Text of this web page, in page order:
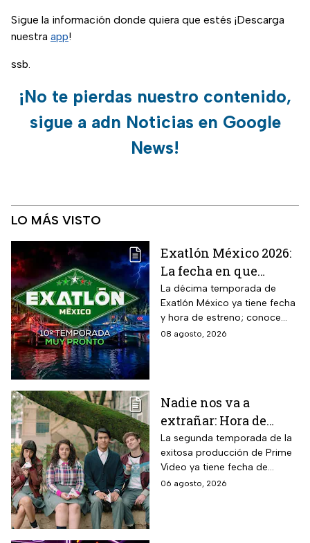
Sigue la información donde quiera que estés ¡Descarga
nuestra app!
ssb.
¡No te pierdas nuestro contenido,
sigue a adn Noticias en Google
News!
LO MÁS VISTO
Exatlón México 2026:
La fecha en que
iniciará la nueva
temporada
La décima temporada de
Exatlón México ya tiene fecha
y hora de estreno; conoce
cuándo comienza, dónde
08 agosto, 2026
Nadie nos va a
extrañar: Hora de
estreno de la
Temporada 2 y reparto
completo
La segunda temporada de la
exitosa producción de Prime
Video ya tiene fecha de
estreno. Conoce el horario en
06 agosto, 2026